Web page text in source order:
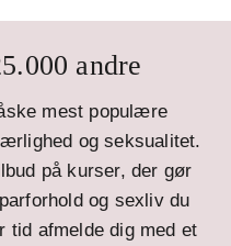
andre
mest populære
og seksualitet.
på kurser, der gør
og sexliv du
tid afmelde dig med et